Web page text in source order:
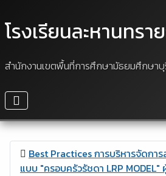
โรงเรียนละหานทรา
สำนักงานเขตพื้นที่การศึกษามัธยมศึกษา
Best Practices การบริหารจัดกา
แบบ "ครอบครัวรัชดา LRP MODEL"